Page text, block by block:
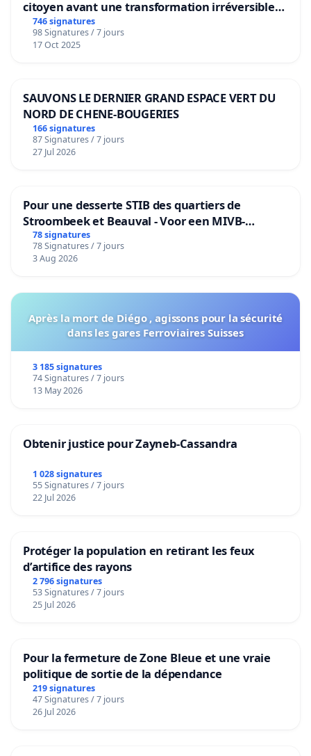
citoyen avant une transformation irréversible
de notre territoire »
746 signatures
98 Signatures / 7 jours
17 Oct 2025
SAUVONS LE DERNIER GRAND ESPACE VERT DU
NORD DE CHENE-BOUGERIES
166 signatures
87 Signatures / 7 jours
27 Jul 2026
Pour une desserte STIB des quartiers de
Stroombeek et Beauval - Voor een MIVB-
bediening van de wijken Strombeek en Het
Voor
78 signatures
78 Signatures / 7 jours
3 Aug 2026
Après la mort de Diégo , agissons pour la sécurité
dans les gares Ferroviaires Suisses
3 185 signatures
74 Signatures / 7 jours
13 May 2026
Obtenir justice pour Zayneb-Cassandra
1 028 signatures
55 Signatures / 7 jours
22 Jul 2026
Protéger la population en retirant les feux
d’artifice des rayons
2 796 signatures
53 Signatures / 7 jours
25 Jul 2026
Pour la fermeture de Zone Bleue et une vraie
politique de sortie de la dépendance
219 signatures
47 Signatures / 7 jours
26 Jul 2026